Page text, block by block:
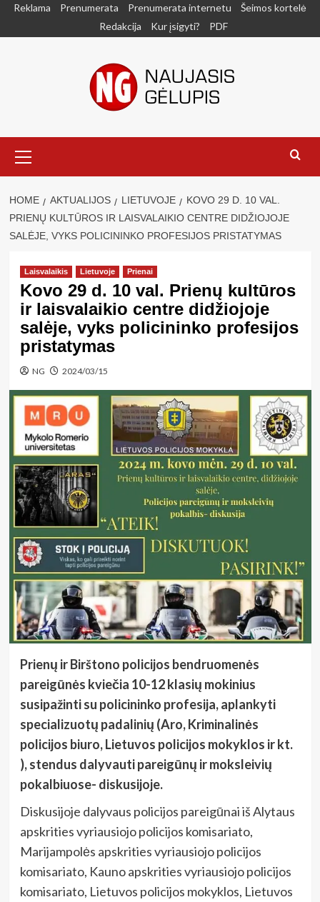
SkipReklama Prenumerata Prenumerata internetu
Šeimos kortelė
Redakcija
Kur įsigyti? PDF
Menu
HOME AKTUALIJOS LIETUVOJE
KOVO 29 D. 10 VAL.
PRIENŲ KULTŪROS IR LAISVALAIKIO CENTRE DIDŽIOJOJE
SALĖJE, VYKS POLICININKO PROFESIJOS PRISTATYMAS
Laisvalaikis Lietuvoje Prienai
Kovo 29 d. 10 val. Prienų kultūros
ir laisvalaikio centre didžiojoje
salėje, vyks policininko profesijos
pristatymas
NG 2024/03/15
Prienų ir Birštono policijos bendruomenės
pareigūnės kviečia 10-12 klasių mokinius
susipažinti su policininko profesija, aplankyti
specializuotų padalinių (Aro, Kriminalinės
policijos biuro, Lietuvos policijos mokyklos ir kt.
), stendus dalyvauti pareigūnų ir moksleivių
pokalbiuose- diskusijoje.
Diskusijoje dalyvaus policijos pareigūnai iš Alytaus
apskrities vyriausiojo policijos komisariato,
Marijampolės apskrities vyriausiojo policijos
komisariato, Kauno apskrities vyriausiojo policijos
komisariato, Lietuvos policijos mokyklos, Lietuvos